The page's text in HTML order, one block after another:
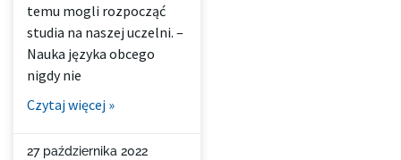
temu mogli rozpocząć
studia na naszej uczelni. –
Nauka języka obcego
nigdy nie
Czytaj więcej »
27 października 2022